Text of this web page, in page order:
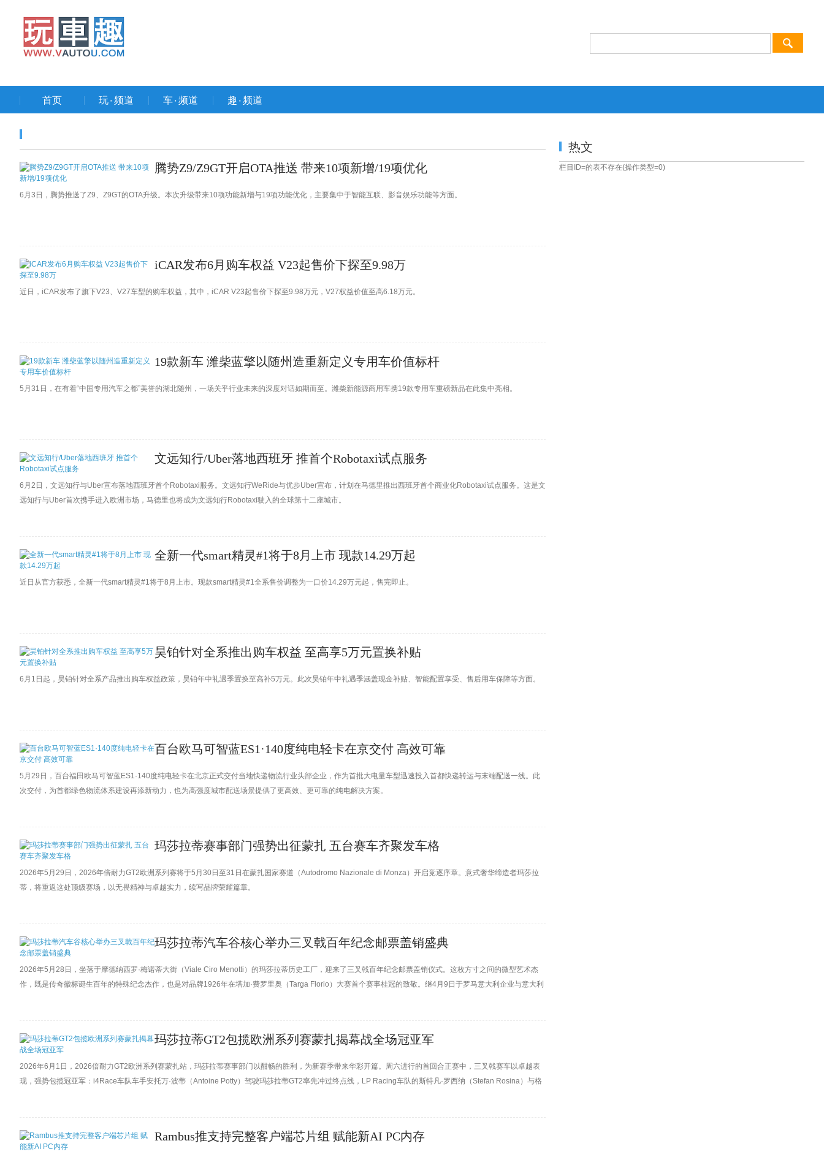
首页 玩۰频道 车۰频道 趣۰频道
腾势Z9/Z9GT开启OTA推送 带来10项新增/19项优化
6月3日，腾势推送了Z9、Z9GT的OTA升级。本次升级带来10项功能新增与19项功能优化，主要集中于智能互联、影音娱乐功能等方面。
iCAR发布6月购车权益 V23起售价下探至9.98万
近日，iCAR发布了旗下V23、V27车型的购车权益，其中，iCAR V23起售价下探至9.98万元，V27权益价值至高6.18万元。
19款新车 潍柴蓝擎以随州造重新定义专用车价值标杆
5月31日，在有着“中国专用汽车之都”美誉的湖北随州，一场关乎行业未来的深度对话如期而至。潍柴新能源商用车携19款专用车重磅新品在此集中亮相。
文远知行/Uber落地西班牙 推首个Robotaxi试点服务
6月2日，文远知行与Uber宣布落地西班牙首个Robotaxi服务。文远知行WeRide与优步Uber宣布，计划在马德里推出西班牙首个商业化Robotaxi试点服务。这是文
远知行与Uber首次携手进入欧洲市场，马德里也将成为文远知行Robotaxi驶入的全球第十二座城市。
全新一代smart精灵#1将于8月上市 现款14.29万起
近日从官方获悉，全新一代smart精灵#1将于8月上市。现款smart精灵#1全系售价调整为一口价14.29万元起，售完即止。
昊铂针对全系推出购车权益 至高享5万元置换补贴
6月1日起，昊铂针对全系产品推出购车权益政策，昊铂年中礼遇季置换至高补5万元。此次昊铂年中礼遇季涵盖现金补贴、智能配置享受、售后用车保障等方面。
百台欧马可智蓝ES1·140度纯电轻卡在京交付 高效可靠
5月29日，百台福田欧马可智蓝ES1·140度纯电轻卡在北京正式交付当地快递物流行业头部企业，作为首批大电量车型迅速投入首都快递转运与末端配送一线。此
次交付，为首都绿色物流体系建设再添新动力，也为高强度城市配送场景提供了更高效、更可靠的纯电解决方案。
玛莎拉蒂赛事部门强势出征蒙扎 五台赛车齐聚发车格
2026年5月29日，2026年倍耐力GT2欧洲系列赛将于5月30日至31日在蒙扎国家赛道（Autodromo Nazionale di Monza）开启竞逐序章。意式奢华缔造者玛莎拉
蒂，将重返这处顶级赛场，以无畏精神与卓越实力，续写品牌荣耀篇章。
玛莎拉蒂汽车谷核心举办三叉戟百年纪念邮票盖销盛典
2026年5月28日，坐落于摩德纳西罗·梅诺蒂大街（Viale Ciro Menotti）的玛莎拉蒂历史工厂，迎来了三叉戟百年纪念邮票盖销仪式。这枚方寸之间的微型艺术杰
作，既是传奇徽标诞生百年的特殊纪念杰作，也是对品牌1926年在塔加·费罗里奥（Targa Florio）大赛首个赛事桂冠的致敬。继4月9日于罗马意大利企业与意大利
玛莎拉蒂GT2包揽欧洲系列赛蒙扎揭幕战全场冠亚军
2026年6月1日，2026倍耐力GT2欧洲系列赛蒙扎站，玛莎拉蒂赛事部门以酣畅的胜利，为新赛季带来华彩开篇。周六进行的首回合正赛中，三叉戟赛车以卓越表
现，强势包揽冠亚军：i4Race车队车手安托万·波蒂（Antoine Potty）驾驶玛莎拉蒂GT2率先冲过终点线，LP Racing车队的斯特凡·罗西纳（Stefan Rosina）与格
Rambus推支持完整客户端芯片组 赋能新AI PC内存
热文
栏目ID=的表不存在(操作类型=0)